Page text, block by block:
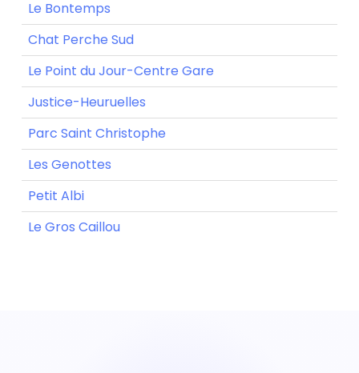
Le Bontemps
Chat Perche Sud
Le Point du Jour-Centre Gare
Justice-Heuruelles
Parc Saint Christophe
Les Genottes
Petit Albi
Le Gros Caillou